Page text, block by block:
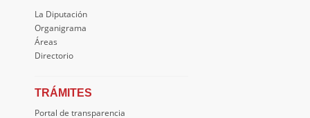
La Diputación
Organigrama
Áreas
Directorio
TRÁMITES
Portal de transparencia